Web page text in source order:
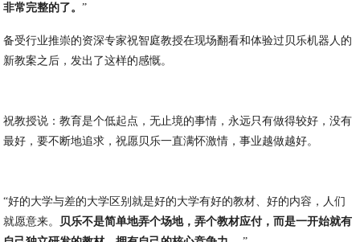
非常完整的了。”
备受行业推崇的资深专家祝智庭教授在现场翻看和体验过贝乐机器人的
新教案之后，发出了这样的感慨。
祝教授说：教育是个低起点，无止境的事情，永远只有做得较好，没有
最好，要不断地追求，祝愿贝乐一直满怀激情，事业越做越好。
“好的大学与差的大学区别就是好的大学有好的教材、好的内容，人们
就愿意来。
贝乐不是简单地弄个场地，弄个教材应付，而是一开始就有